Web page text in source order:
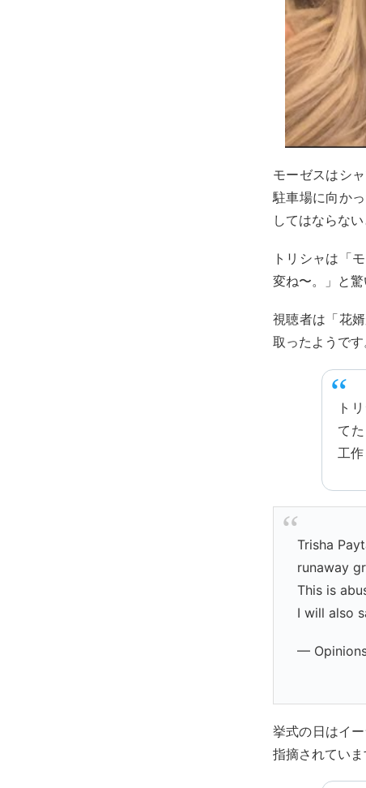
モーゼスはシ
駐車場に向か
してはならな
トリシャは「
変ね〜。」と驚
視聴者は「花
取ったようです
ト
て
工
Trisha
runaway
This is
I will also
—
挙式の日はイ
指摘されていま